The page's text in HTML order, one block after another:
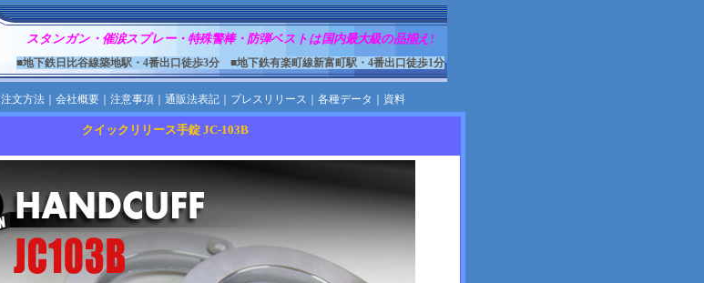
スタンガン・催涙スプレー・特殊警棒・防弾ベストは国内最大級の品揃え!
■地下鉄日比谷線築地駅・4番出口徒歩3分 ■地下鉄有楽町線新富町駅・4番出口徒歩1分
注文方法｜ 会社概要｜ 注意事項｜ 通販法表記｜ プレスリリース 各種データ 資料
クイックリリース手錠 JC-103B